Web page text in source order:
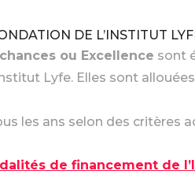
DE L’INSTITUT
ou Excellence sont
Lyfe. Elles sont
les ans selon des critères
de financement de